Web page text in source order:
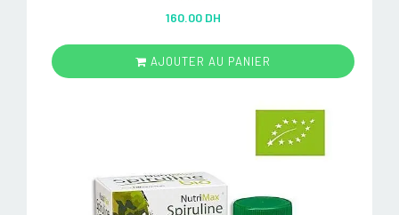
out of 5
160.00 DH
AJOUTER AU PANIER